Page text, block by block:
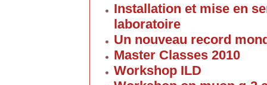
Installation et mise en
laboratoire
Un nouveau record
Master Classes 2010
Workshop ILD